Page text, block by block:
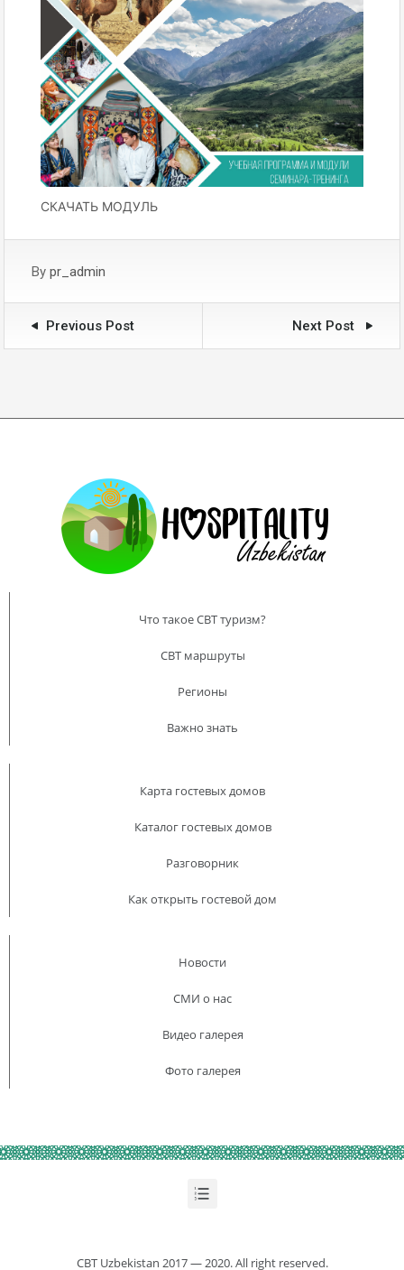
СКАЧАТЬ МОДУЛЬ
By pr_admin
Previous Post Next Post
Что такое CBT туризм?
CBT маршруты
Регионы
Важно знать
Карта гостевых домов
Каталог гостевых домов
Разговорник
Как открыть гостевой дом
Новости
СМИ о нас
Видео галерея
Фото галерея
CBT Uzbekistan 2017 — 2020. All right reserved.